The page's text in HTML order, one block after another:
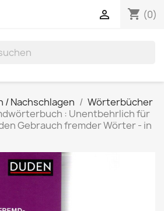
shopping_cart (0)

/ Nachschlagen
Wörterbücher
: Unentbehrlich für
Gebrauch fremder Wörter - in